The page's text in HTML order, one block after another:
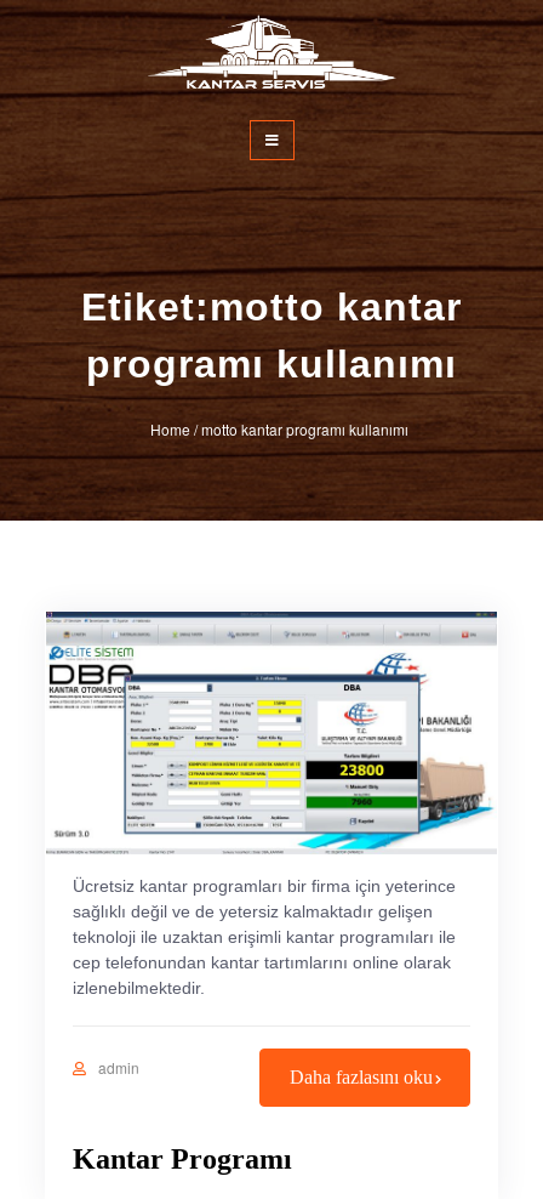
İçeriğe
Kantar Servisi
Etiket:motto kantar
programı kullanımı
Home/motto kantar programı kullanımı
Ücretsiz kantar programları bir firma için yeterince
sağlıklı değil ve de yetersiz kalmaktadır gelişen
teknoloji ile uzaktan erişimli kantar programıları ile
cep telefonundan kantar tartımlarını online olarak
izlenebilmektedir.
admin Daha fazlasını oku
Kantar Programı